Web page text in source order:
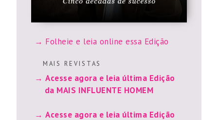
Folheie e leia online essa Edição
M A I S R E V I S T A S
Acesse agora e leia última Edição
da MAIS INFLUENTE HOMEM
Acesse agora e leia última Edição